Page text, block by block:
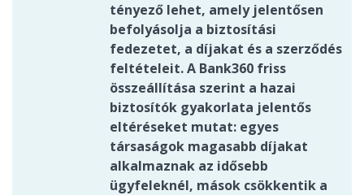
tényező lehet, amely jelentősen
befolyásolja a biztosítási
fedezetet, a díjakat és a szerződés
feltételeit. A Bank360 friss
összeállítása szerint a hazai
biztosítók gyakorlata jelentős
eltéréseket mutat: egyes
társaságok magasabb díjakat
alkalmaznak az idősebb
ügyfeleknél, mások csökkentik a